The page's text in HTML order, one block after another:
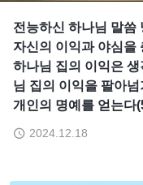
전능하신 하나님 말씀
자신의 이익과 야심을
하나님 집의 이익은
님 집의 이익을 팔아
개인의 명예를 얻는다
2024.12.18